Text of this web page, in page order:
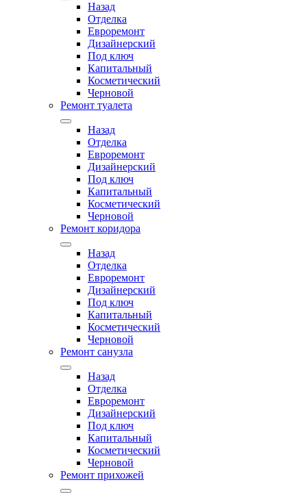
Назад
Отделка
Евроремонт
Дизайнерский
Под ключ
Капитальный
Косметический
Черновой
Ремонт туалета
Назад
Отделка
Евроремонт
Дизайнерский
Под ключ
Капитальный
Косметический
Черновой
Ремонт коридора
Назад
Отделка
Евроремонт
Дизайнерский
Под ключ
Капитальный
Косметический
Черновой
Ремонт санузла
Назад
Отделка
Евроремонт
Дизайнерский
Под ключ
Капитальный
Косметический
Черновой
Ремонт прихожей